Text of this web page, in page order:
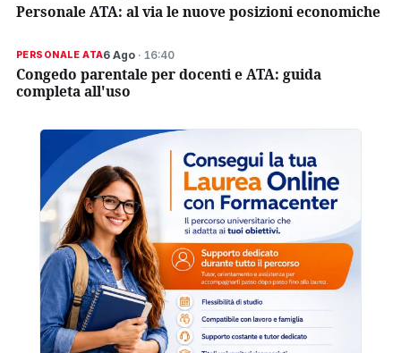
Personale ATA: al via le nuove posizioni economiche
PERSONALE ATA6 Ago · 16:40
Congedo parentale per docenti e ATA: guida
completa all'uso